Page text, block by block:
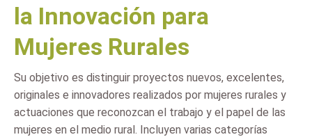
la Innovación para
Mujeres Rurales
Su objetivo es distinguir proyectos nuevos, excelentes,
originales e innovadores realizados por mujeres rurales y
actuaciones que reconozcan el trabajo y el papel de las
mujeres en el medio rural. Incluyen varias categorías